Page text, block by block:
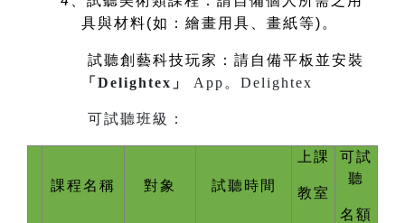
具與材料(如：繪畫用具、畫紙等)。
試聽創藝科技玩家：請自備平板並安裝
「Delightex」
App。 Delightex
可試聽班級：
課程名稱 對象 試聽時間
上課
教室
可試
聽
名額